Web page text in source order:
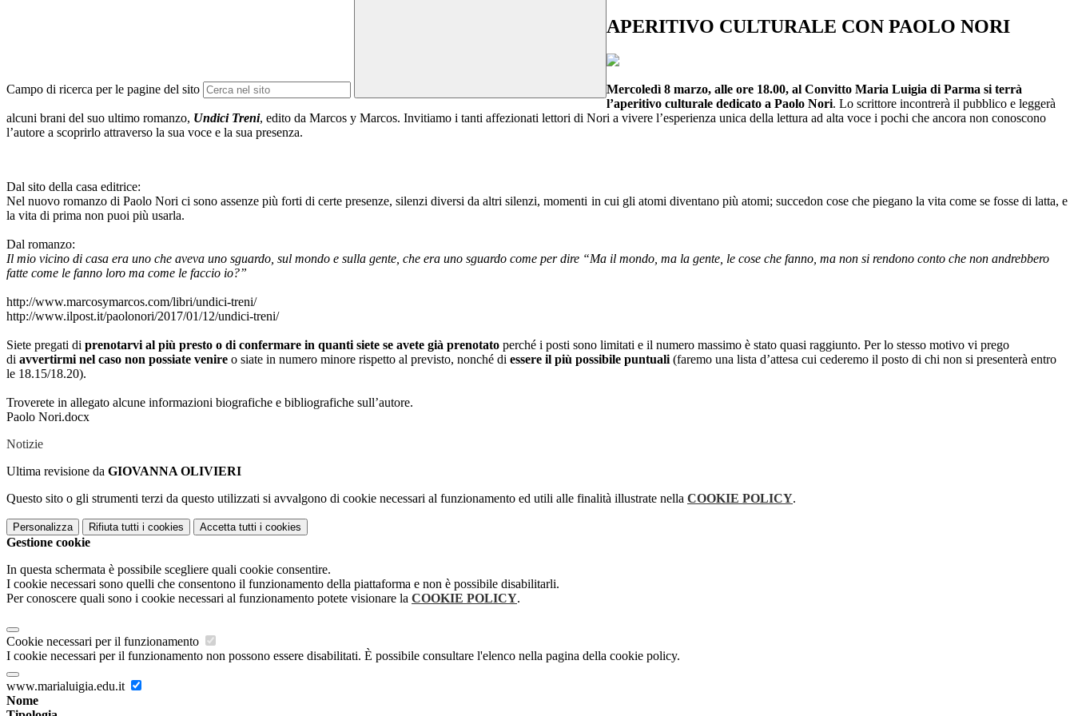
Campo di ricerca per le pagine del sito
APERITIVO CULTURALE CON PAOLO NORI
Mercoledì 8 marzo, alle ore 18.00, al Convitto Maria Luigia di Parma si terrà
l’aperitivo culturale dedicato a Paolo Nori. Lo scrittore incontrerà il pubblico e leggerà
alcuni brani del suo ultimo romanzo, Undici Treni, edito da Marcos y Marcos. Invitiamo i tanti affezionati lettori di Nori a vivere l’esperienza unica della lettura ad alta voce i pochi che ancora non conoscono
l’autore a scoprirlo attraverso la sua voce e la sua presenza.
Dal sito della casa editrice:
Nel nuovo romanzo di Paolo Nori ci sono assenze più forti di certe presenze, silenzi diversi da altri silenzi, momenti in cui gli atomi diventano più atomi; succedon cose che piegano la vita come se fosse di latta, e
la vita di prima non puoi più usarla.
Dal romanzo:
Il mio vicino di casa era uno che aveva uno sguardo, sul mondo e sulla gente, che era uno sguardo come per dire “Ma il mondo, ma la gente, le cose che fanno, ma non si rendono conto che non andrebbero
fatte come le fanno loro ma come le faccio io?”
http://www.marcosymarcos.com/libri/undici-treni/
http://www.ilpost.it/paolonori/2017/01/12/undici-treni/
Siete pregati di prenotarvi al più presto o di confermare in quanti siete se avete già prenotato perché i posti sono limitati e il numero massimo è stato quasi raggiunto. Per lo stesso motivo vi prego
di avvertirmi nel caso non possiate venire o siate in numero minore rispetto al previsto, nonché di essere il più possibile puntuali (faremo una lista d’attesa cui cederemo il posto di chi non si presenterà entro
le 18.15/18.20).
Troverete in allegato alcune informazioni biografiche e bibliografiche sull’autore.
Paolo Nori.docx
Notizie
Ultima revisione da GIOVANNA OLIVIERI
Questo sito o gli strumenti terzi da questo utilizzati si avvalgono di cookie necessari al funzionamento ed utili alle finalità illustrate nella COOKIE POLICY.
Personalizza Rifiuta tutti i cookies Accetta tutti i cookies
Gestione cookie
In questa schermata è possibile scegliere quali cookie consentire.
I cookie necessari sono quelli che consentono il funzionamento della piattaforma e non è possibile disabilitarli.
Per conoscere quali sono i cookie necessari al funzionamento potete visionare la COOKIE POLICY.
Cookie necessari per il funzionamento
I cookie necessari per il funzionamento non possono essere disabilitati. È possibile consultare l'elenco nella pagina della cookie policy.
www.marialuigia.edu.it
Nome